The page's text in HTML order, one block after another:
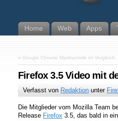
Home Web Apps
« Google Chrome Marktanteile im Vergleich
Firefox 3.5 Video mit
Verfasst von Redaktion unter
Die Mitglieder vom Mozilla Team
Release Firefox 3.5, das bald in